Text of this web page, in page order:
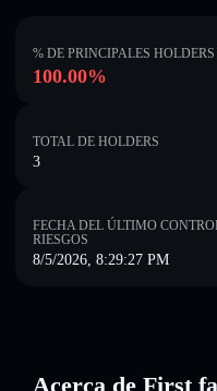
% DE PRINCIPALES HOLDERS
100.00%
TOTAL DE HOLDERS
3
FECHA DEL ÚLTIMO
RIESGOS
8/5/2026, 8:29:27 PM
Acerca de First